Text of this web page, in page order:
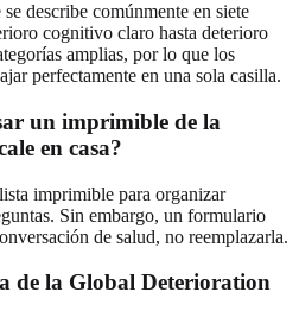
describe comúnmente en siete
cognitivo claro hasta deterioro
amplias, por lo que los
perfectamente en una sola casilla.
un imprimible de la
en casa?
imprimible para organizar
Sin embargo, un formulario
de salud, no reemplazarla.
de la Global Deterioration